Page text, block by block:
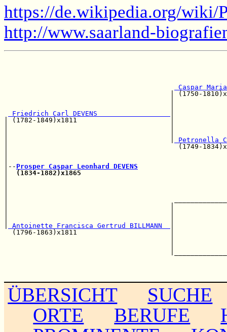
https://de.wikipedia.org/wiki/
http://www.saarland-
Caspar
Friedrich Carl DEVENS
| (1782-1849)x1811
Petronella
|
|-- Prosper Caspar Leonhard DEVENS
(1834-1882)x1865
Antoinette Francisca Gertrud BILLMANN
(1796-1863)x1811
ÜBERSICHT
SUCHE
ORTE
BERUFE